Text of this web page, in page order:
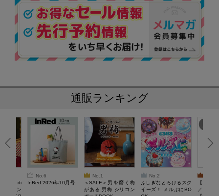
通販ランキング
di
ティン
No.6
InRed 2026年10月号
No.1
＜SALE＞男を磨く梅
がある 男梅 シリコン
No.2
ふしぎなとろけるスク
イーズ！ メルぷにBO
【
／Lサイ